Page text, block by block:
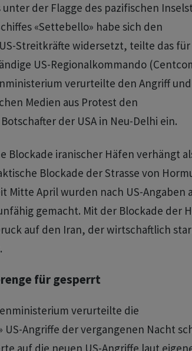
unter der Flagge des pazifischen
«Settebello» habe sich den
Streitkräfte widersetzt, teilte das
US-Regionalkommando
verurteilte den Angriff und
Medien aus Protest den
der USA in Neu-Delhi ein.
Blockade iranischer Häfen verhängt
Blockade der Strasse von
Mitte April wurden nach US-Angaben
gemacht. Mit der Blockade der
auf den Iran, der wirtschaftlich
für gesperrt
verurteilte die
US-Angriffe der vergangenen Nacht
auf die neuen US-Angriffe laut